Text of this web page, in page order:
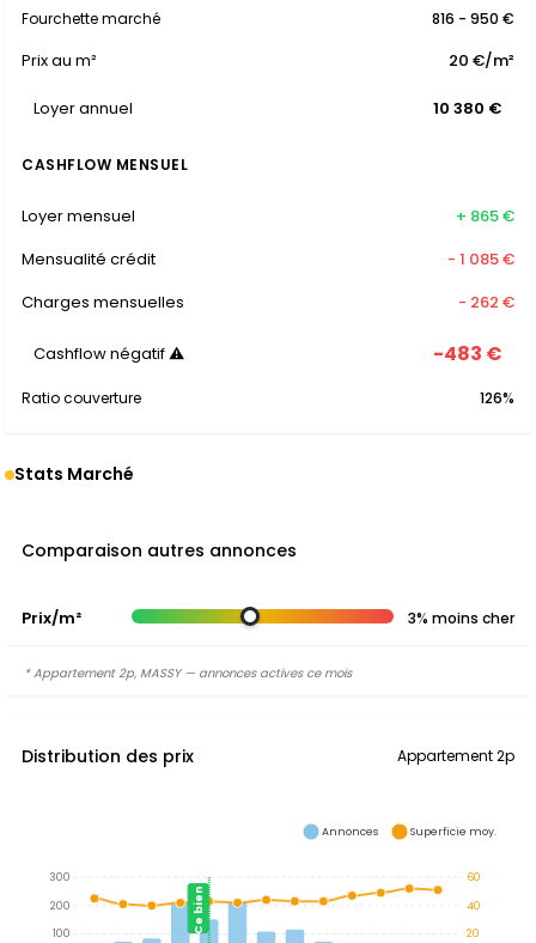
Fourchette marché 816 - 950 €
Prix au m² 20 €/m²
Loyer annuel 10 380 €
CASHFLOW MENSUEL
Loyer mensuel
+ 865 €
Mensualité crédit
- 1 085 €
Charges mensuelles
- 262 €
Cashflow négatif ⚠ -483 €
Ratio couverture 126%
Stats Marché
Comparaison autres annonces
Prix/m² 3% moins cher
* Appartement 2p, MASSY — annonces actives ce mois
Distribution des prix Appartement 2p
Ce bien
60
40
20
300
200
100
Annonces Superficie moy.